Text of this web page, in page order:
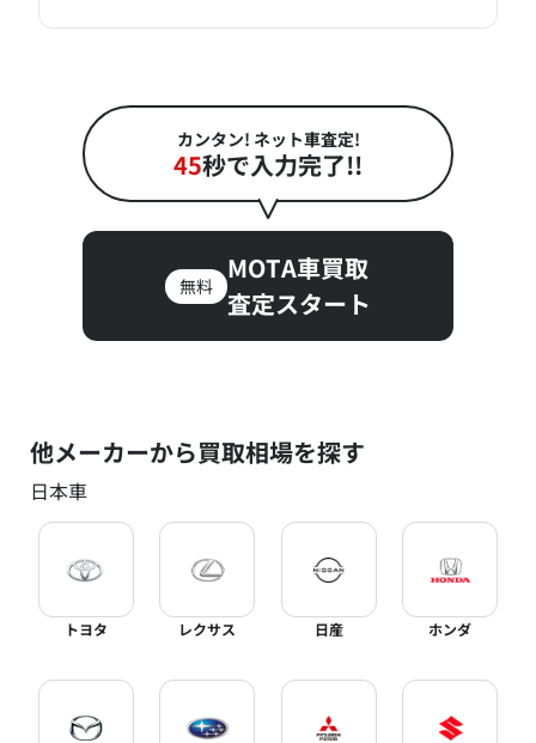
カンタン! ネット車査定!
45秒で入力完了!!
無料
MOTA車買取
査定スタート
他メーカーから買取相場を探す
日本車
トヨタ レクサス 日産 ホンダ